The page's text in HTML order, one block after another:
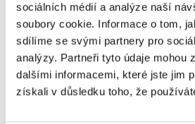
sociálních médií a analýze naší
soubory cookie. Informace o tom,
sdílíme se svými partnery pro
analýzy. Partneři tyto údaje mohou
dalšími informacemi, které jste jim
získali v důsledku toho, že
Všechny Česko
HALADA Pařížská, Praha
Pařížská 7, 110 00 Praha 1
tel.: +420724986111